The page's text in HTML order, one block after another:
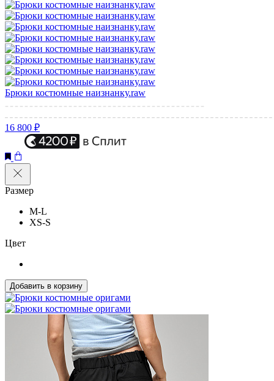
Брюки костюмные наизнанку.raw
16 800 ₽
Размер
M-L
XS-S
Цвет
Добавить в корзину